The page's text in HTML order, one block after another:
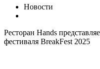
Новости
Ресторан Hands
фестиваля BreakFest 2025